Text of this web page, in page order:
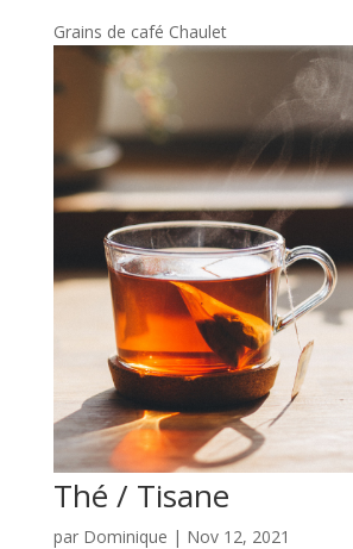
Grains de café Chaulet
Thé / Tisane
par Dominique | Nov 12, 2021